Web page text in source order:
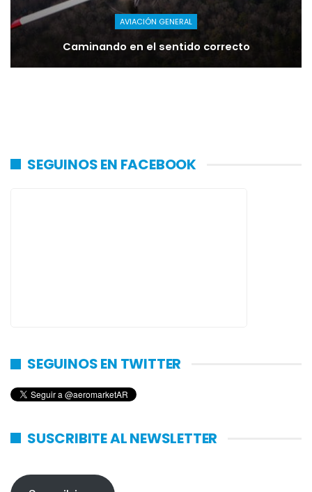
AVIACIÓN GENERAL
Caminando en el sentido correcto
SEGUINOS EN FACEBOOK
SEGUINOS EN TWITTER
SUSCRIBITE AL NEWSLETTER